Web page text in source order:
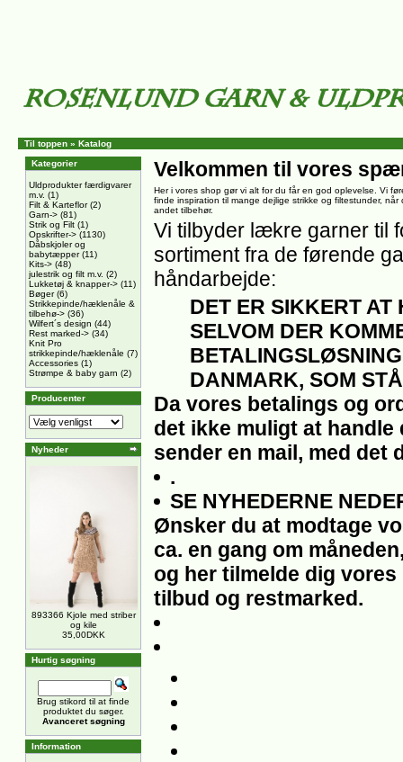
Til toppen » Katalog
Kategorier
Uldprodukter færdigvarer
m.v. (1)
Filt & Karteflor(2)
Garn-> (81)
Strik og Filt (1)
Opskrifter-> (1130)
Dåbskjoler og
babytæpper(11)
Kits-> (48)
julestrik og filt m.v. (2)
Lukketøj & knapper-> (11)
Bøger(6)
Strikkepinde/hæklenåle &
tilbehø-> (36)
Wilfert´s design (44)
Rest marked-> (34)
Knit Pro
strikkepinde/hæklenåle (7)
Accessories (1)
Strømpe & baby garn (2)
Producenter
Nyheder
893366 Kjole med striber
og kile
35,00DKK
Hurtig søgning
Brug stikord til at finde
produktet du søger.
Avanceret søgning
Information
Velkommen til vores
Her i vores shop gør vi alt for du får en god oplevelse. Vi
finde inspiration til mange dejlige strikke og filtestunder,
andet tilbehør.
Vi tilbyder lækre garner til
sortiment fra de førende
håndarbejde:
DET ER SIKKERT
SELVOM DER
DANMARK, SOM
Da vores betalings og
det ikke muligt at
sender en mail, med det
.
SE NYHEDERNE
Ønsker du at modtage
ca. en gang om
og her tilmelde dig
tilbud og restmarked.